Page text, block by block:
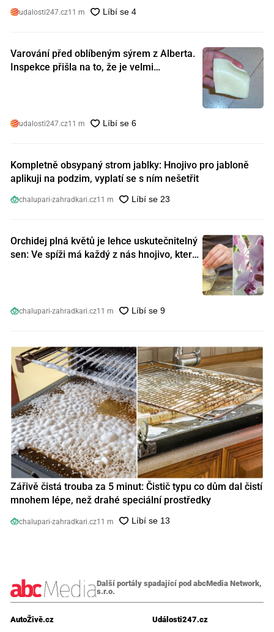
udalosti247.cz11 m
Varování před oblíbeným sýrem z Alberta.
Inspekce přišla na to, že je velmi
udalosti247.cz11 m
Kompletně obsypaný strom jablky: Hnojivo pro jabloně
aplikuji na podzim, vyplatí se s ním nešetřit
chalupari-zahradkari.cz11 m
Orchidej plná květů je lehce uskutečnitelný
sen: Ve spíži má každý z nás hnojivo, které
chalupari-zahradkari.cz11 m
Zářivě čistá trouba za 5 minut: Čistič typu co dům dal čistí
mnohem lépe, než drahé speciální prostředky
chalupari-zahradkari.cz11 m
Další portály spadající pod abcMedia Network,
s.r.o.
AutoŽivě.cz
Události247.cz